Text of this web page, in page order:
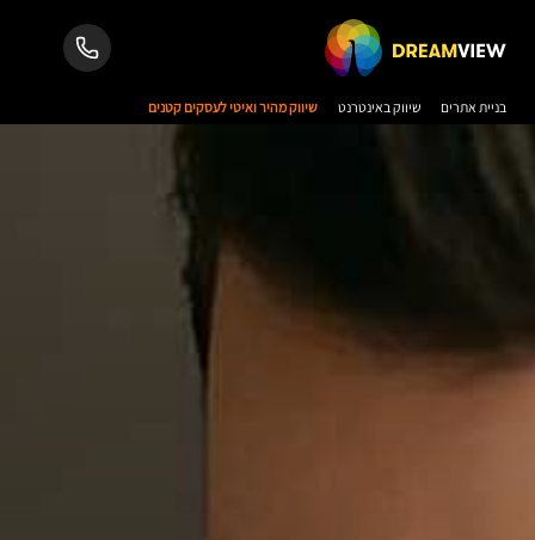
בניית אתרים שיווק באינטרנט שיווק מהיר ואיטי לעסקים קטנים